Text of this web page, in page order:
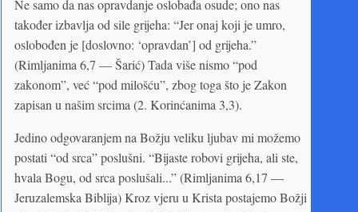
Ne samo da nas opravdanje oslobađa osude; ono nas
također izbavlja od sile grijeha: “Jer onaj koji je umro,
oslobođen je [doslovno: ‘opravdan’] od grijeha.”
(Rimljanima 6,7 — Šarić) Tada više nismo “pod
zakonom”, već “pod milošću”, zbog toga što je Zakon
zapisan u našim srcima (2. Korinćanima 3,3).
Jedino odgovaranjem na Božju veliku ljubav mi možemo
postati “od srca” poslušni. “Bijaste robovi grijeha, ali ste,
hvala Bogu, od srca poslušali...” (Rimljanima 6,17 —
Jeruzalemska Biblija) Kroz vjeru u Krista postajemo Božji